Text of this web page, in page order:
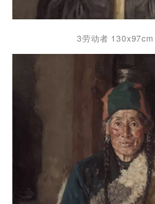
3劳动者